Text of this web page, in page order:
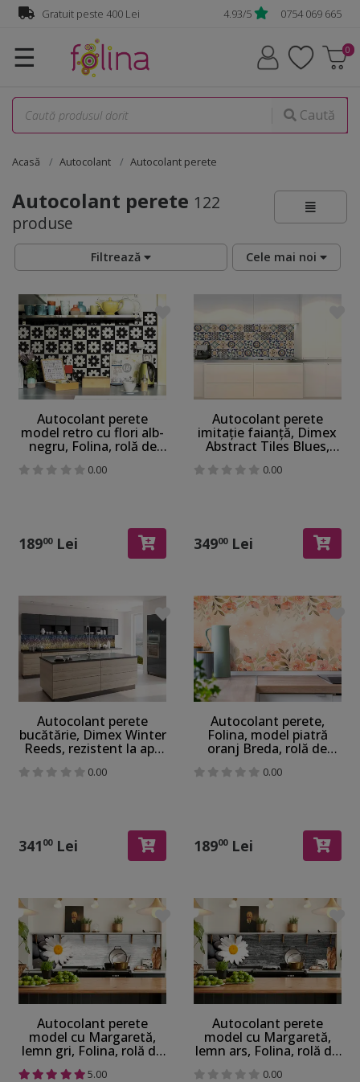
Gratuit peste 400 Lei 4.93/5 0754 069 665
☰
Caută
Acasă Autocolant Autocolant perete
Autocolant perete 122
produse
Filtrează Cele mai noi
Autocolant perete
model retro cu flori alb-
negru, Folina, rolă de
67x200 cm
0.00
18900Lei
Autocolant perete
imitaţie faianţă, Dimex
Abstract Tiles Blues,
rezistent la apă şi
căldură, rolă de 60x350
0.00
34900Lei
Autocolant perete
bucătărie, Dimex Winter
Reeds, rezistent la apă
60x350 cm
0.00
341 00Lei
Autocolant perete,
Folina, model piatră
oranj Breda, rolă de
67x200 cm
0.00
18900Lei
Autocolant perete
model cu Margaretă,
lemn gri, Folina, rolă de
67x200 cm
5.00
Autocolant perete
model cu Margaretă,
lemn ars, Folina, rolă de
0.00